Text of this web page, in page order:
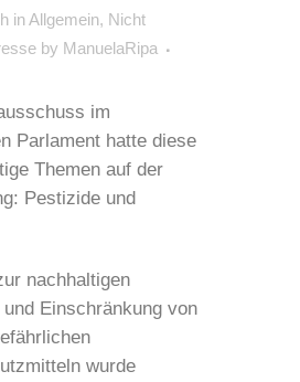
inAllgemein, Nicht
by ManuelaRipa
im
Parlament hatte diese
Themen auf der
Pestizide und
nachhaltigen
und Einschränkung von
wurde